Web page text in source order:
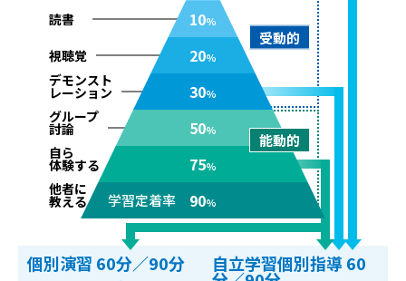
10%
20%
30%
50%
75%
学習定着率 90%
読書
視聴覚
デモンスト
レーション
グループ
討論
自ら
体験する
他者に
教える
受動的
能動的
自立学習個別指導 60
個別演習 60分／90分